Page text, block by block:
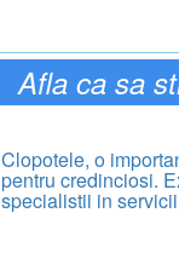
Afla ca sa
Clopotele, o
pentru credinciosi.
specialistii in